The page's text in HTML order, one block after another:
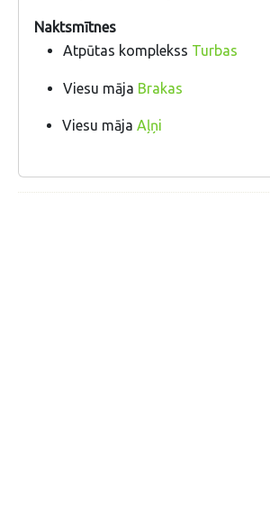
Naktsmītnes
Atpūtas komplekss Turbas
Viesu māja Brakas
Viesu māja Aļņi